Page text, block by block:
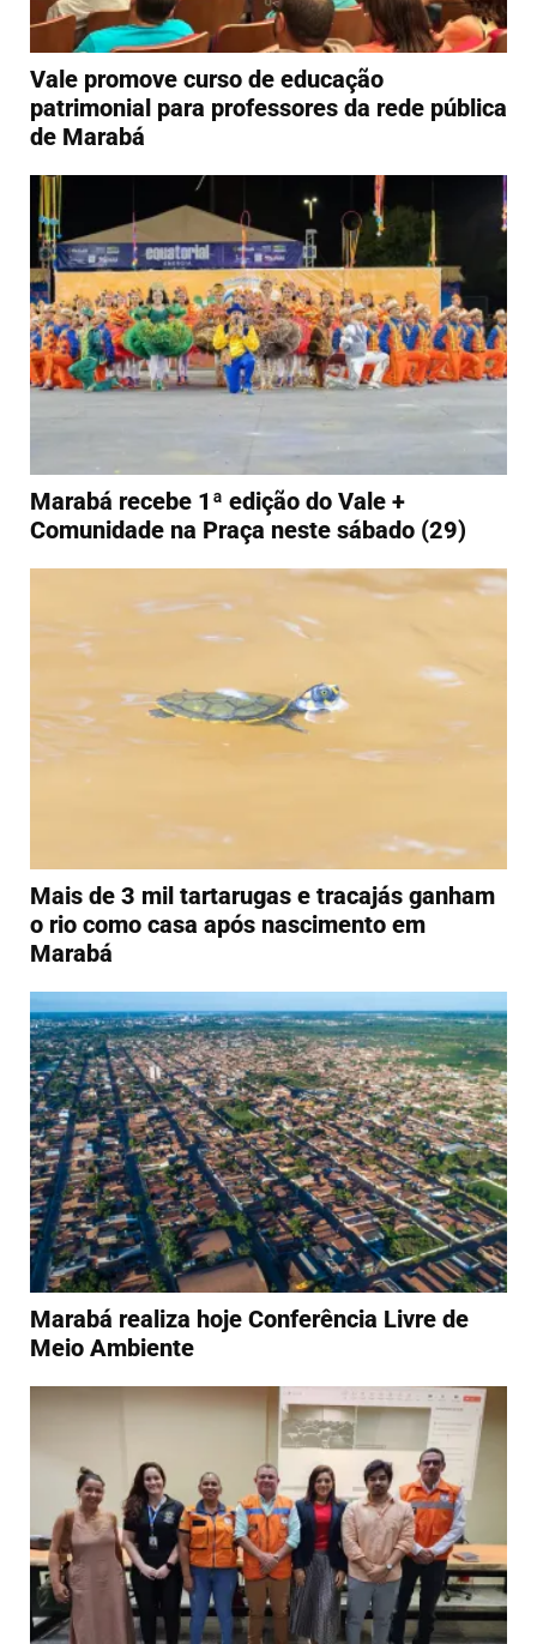
Vale promove curso de educação
patrimonial para professores da rede pública
de Marabá
Marabá recebe 1ª edição do Vale +
Comunidade na Praça neste sábado (29)
Mais de 3 mil tartarugas e tracajás ganham
o rio como casa após nascimento em
Marabá
Marabá realiza hoje Conferência Livre de
Meio Ambiente